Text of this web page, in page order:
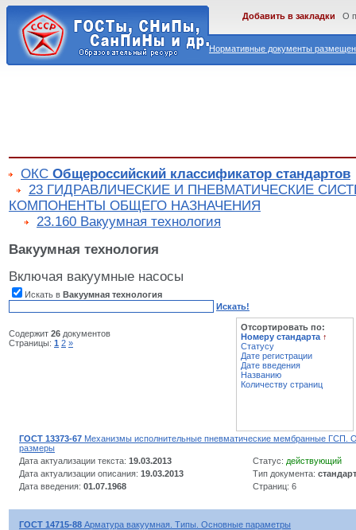
Нормативные документы
Добавить в закладки О
ОКС Общероссийский классификатор стандартов
23 ГИДРАВЛИЧЕСКИЕ И ПНЕВМАТИЧЕСКИЕ
КОМПОНЕНТЫ ОБЩЕГО НАЗНАЧЕНИЯ
23.160 Вакуумная технология
Вакуумная технология
Включая вакуумные насосы
Искать в Вакуумная технология
Искать!
Содержит 26 документов
Страницы: 1 2 »
Отсортировать по:
Номеру стандарта ↑
Статусу
Дате регистрации
Дате введения
Названию
Количеству страниц
ГОСТ 13373-67 Механизмы исполнительные пневматические мембранные ГСП.
размеры
Дата актуализации текста: 19.03.2013 Статус: действующий
Дата актуализации описания: 19.03.2013 Тип документа: стандарт
Дата введения: 01.07.1968 Страниц: 6
ГОСТ 14715-88 Арматура вакуумная. Типы. Основные параметры